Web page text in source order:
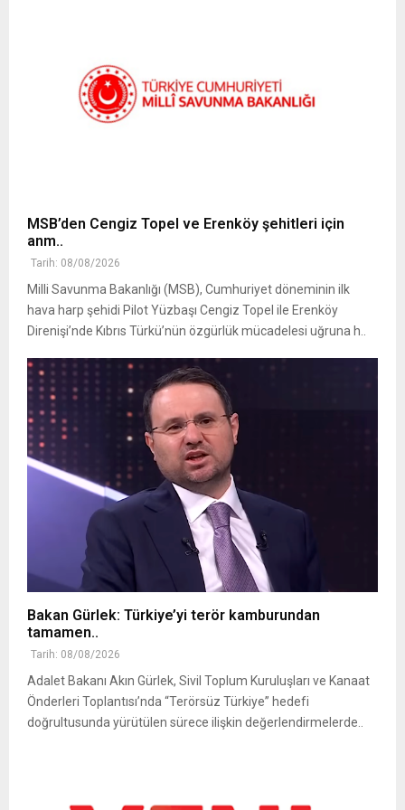
MSB’den Cengiz Topel ve Erenköy şehitleri için
anm..
Tarih: 08/08/2026
Milli Savunma Bakanlığı (MSB), Cumhuriyet döneminin ilk
hava harp şehidi Pilot Yüzbaşı Cengiz Topel ile Erenköy
Direnişi’nde Kıbrıs Türkü’nün özgürlük mücadelesi uğruna h..
Bakan Gürlek: Türkiye’yi terör kamburundan
tamamen..
Tarih: 08/08/2026
Adalet Bakanı Akın Gürlek, Sivil Toplum Kuruluşları ve Kanaat
Önderleri Toplantısı’nda “Terörsüz Türkiye” hedefi
doğrultusunda yürütülen sürece ilişkin değerlendirmelerde..